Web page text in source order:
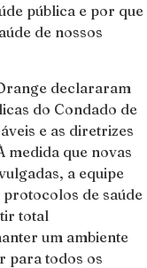
pública e por que
de nossos
declararam
do Condado de
​​e as diretrizes
medida que novas
a equipe
de saúde
total
um ambiente
para todos os